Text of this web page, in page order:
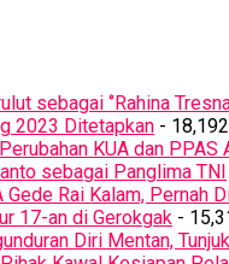
sebagai ‘’Rahina Tresna
2023 Ditetapkan -
KUA dan PPAS
sebagai Panglima TNI
Rai Kalam, Pernah
17-an di Gerokgak -
Diri Mentan,